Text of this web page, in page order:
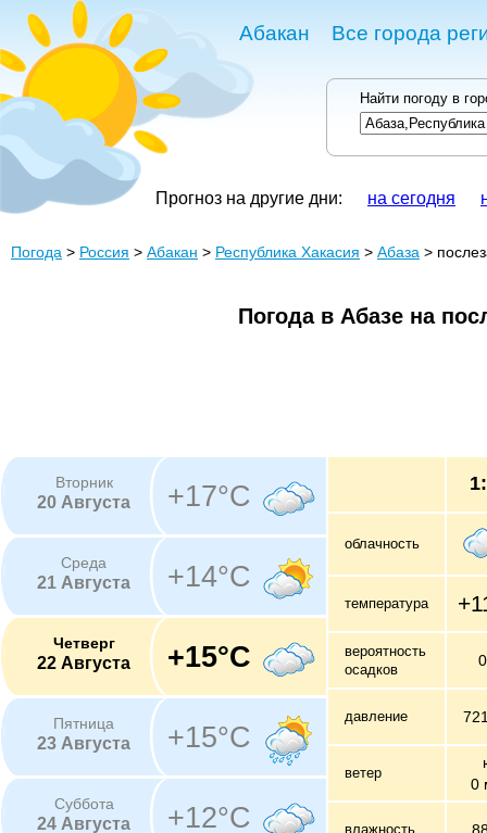
Абакан Все города
Найти погоду в
Прогноз на другие дни: на сегодня
Погода > Россия > Абакан > Республика Хакасия > Абаза >
Погода в Абазе на
Вторник
20 Августа +17°C
Среда
21 Августа +14°C
Четверг
22 Августа +15°C
Пятница
23 Августа +15°C
Суббота
24 Августа +12°C
облачность
температура
вероятность
осадков
давление
ветер
0
влажность